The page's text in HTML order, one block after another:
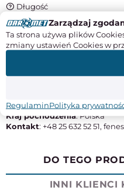
Długość
2085 mm
Szerokość x grubość
20 x 0,9 mm
M42
Adres: ul. gen. Franciszka
Kraj pochodzenia: Polska
Kontakt: +48 25 632 52 51,
DO TEGO
INNI KLIENCI
Zarządzaj
Ta strona używa plików
zmiany ustawień Cookies w
RegulaminPolityka